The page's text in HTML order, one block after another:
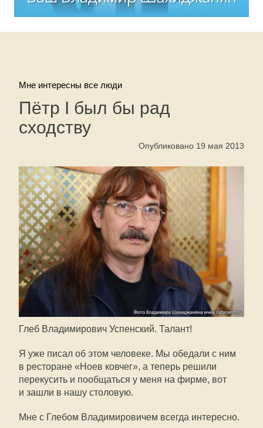
Мне интересны все люди
Пётр I был бы рад
сходству
Опубликовано 19 мая 2013
Глеб Владимирович Успенский. Талант!
Я уже писал об этом человеке. Мы обедали с ним
в ресторане «Ноев ковчег», а теперь решили
перекусить и пообщаться у меня на фирме, вот
и зашли в нашу столовую.
Мне с Глебом Владимировичем всегда интересно.